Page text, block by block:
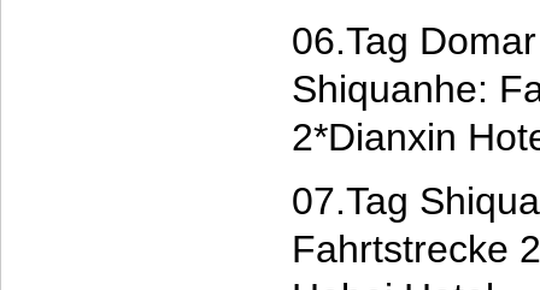
06.Tag
Shiquanhe:
2*Dianxin
07.Tag
Fahrtstrecke